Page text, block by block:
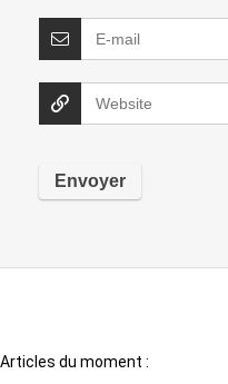
Articles du moment :